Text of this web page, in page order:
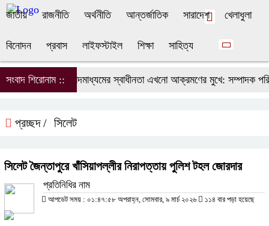
জাতীয় রাজনীতি অর্থনীতি আন্তর্জাতিক সারাদেশ খেলাধুলা
বিনোদন প্রবাস লাইফস্টাইল শিক্ষা সাহিত্য
সংবাদ শিরোনাম ::সংবাদমাধ্যমের স্বাধীনতা এখনো আক্রমণের মুখে: সম্পাদক পরিষদ
প্রচ্ছদ / সিলেট
সিলেট জৈন্তাপুরে খাঁসিয়াপল্লীর নিরাপত্তায় পুলিশ টহল জোরদার
প্রতিনিধির নাম
আপডেট সময় : ০১:৪৭:৫৮ অপরাহ্ন, সোমবার, ৯ মার্চ ২০২৬ ১১৪ বার পড়া হয়েছে